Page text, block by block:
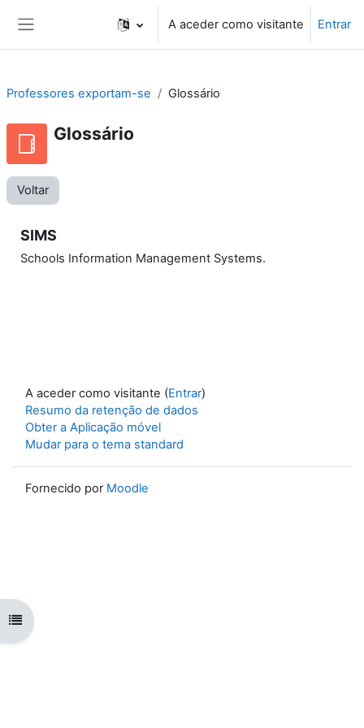
A aceder como visitante Entrar
Abrir índice da disciplina
Professores exportam-se Glossário
Glossário
Voltar
SIMS
Schools Information Management Systems.
A aceder como visitante (Entrar)
Resumo da retenção de dados
Obter a Aplicação móvel
Mudar para o tema standard
Fornecido por Moodle